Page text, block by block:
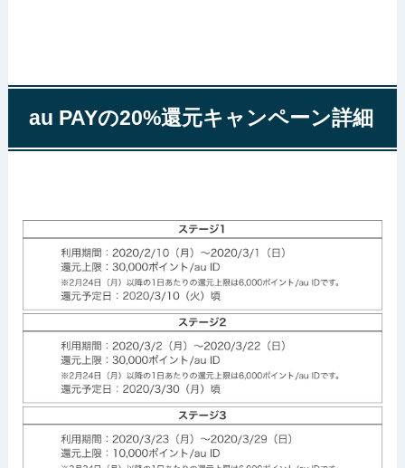
au PAYの20%還元キャンペーン詳細